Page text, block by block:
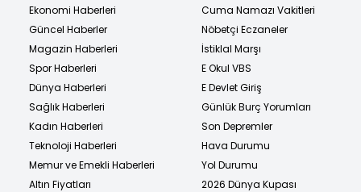
Ekonomi Haberleri
Güncel Haberler
Magazin Haberleri
Spor Haberleri
Dünya Haberleri
Sağlık Haberleri
Kadın Haberleri
Teknoloji Haberleri
Memur ve Emekli Haberleri
Altın Fiyatları
Cuma Namazı Vakitleri
Nöbetçi Eczaneler
İstiklal Marşı
E Okul VBS
E Devlet Giriş
Günlük Burç Yorumları
Son Depremler
Hava Durumu
Yol Durumu
2026 Dünya Kupası